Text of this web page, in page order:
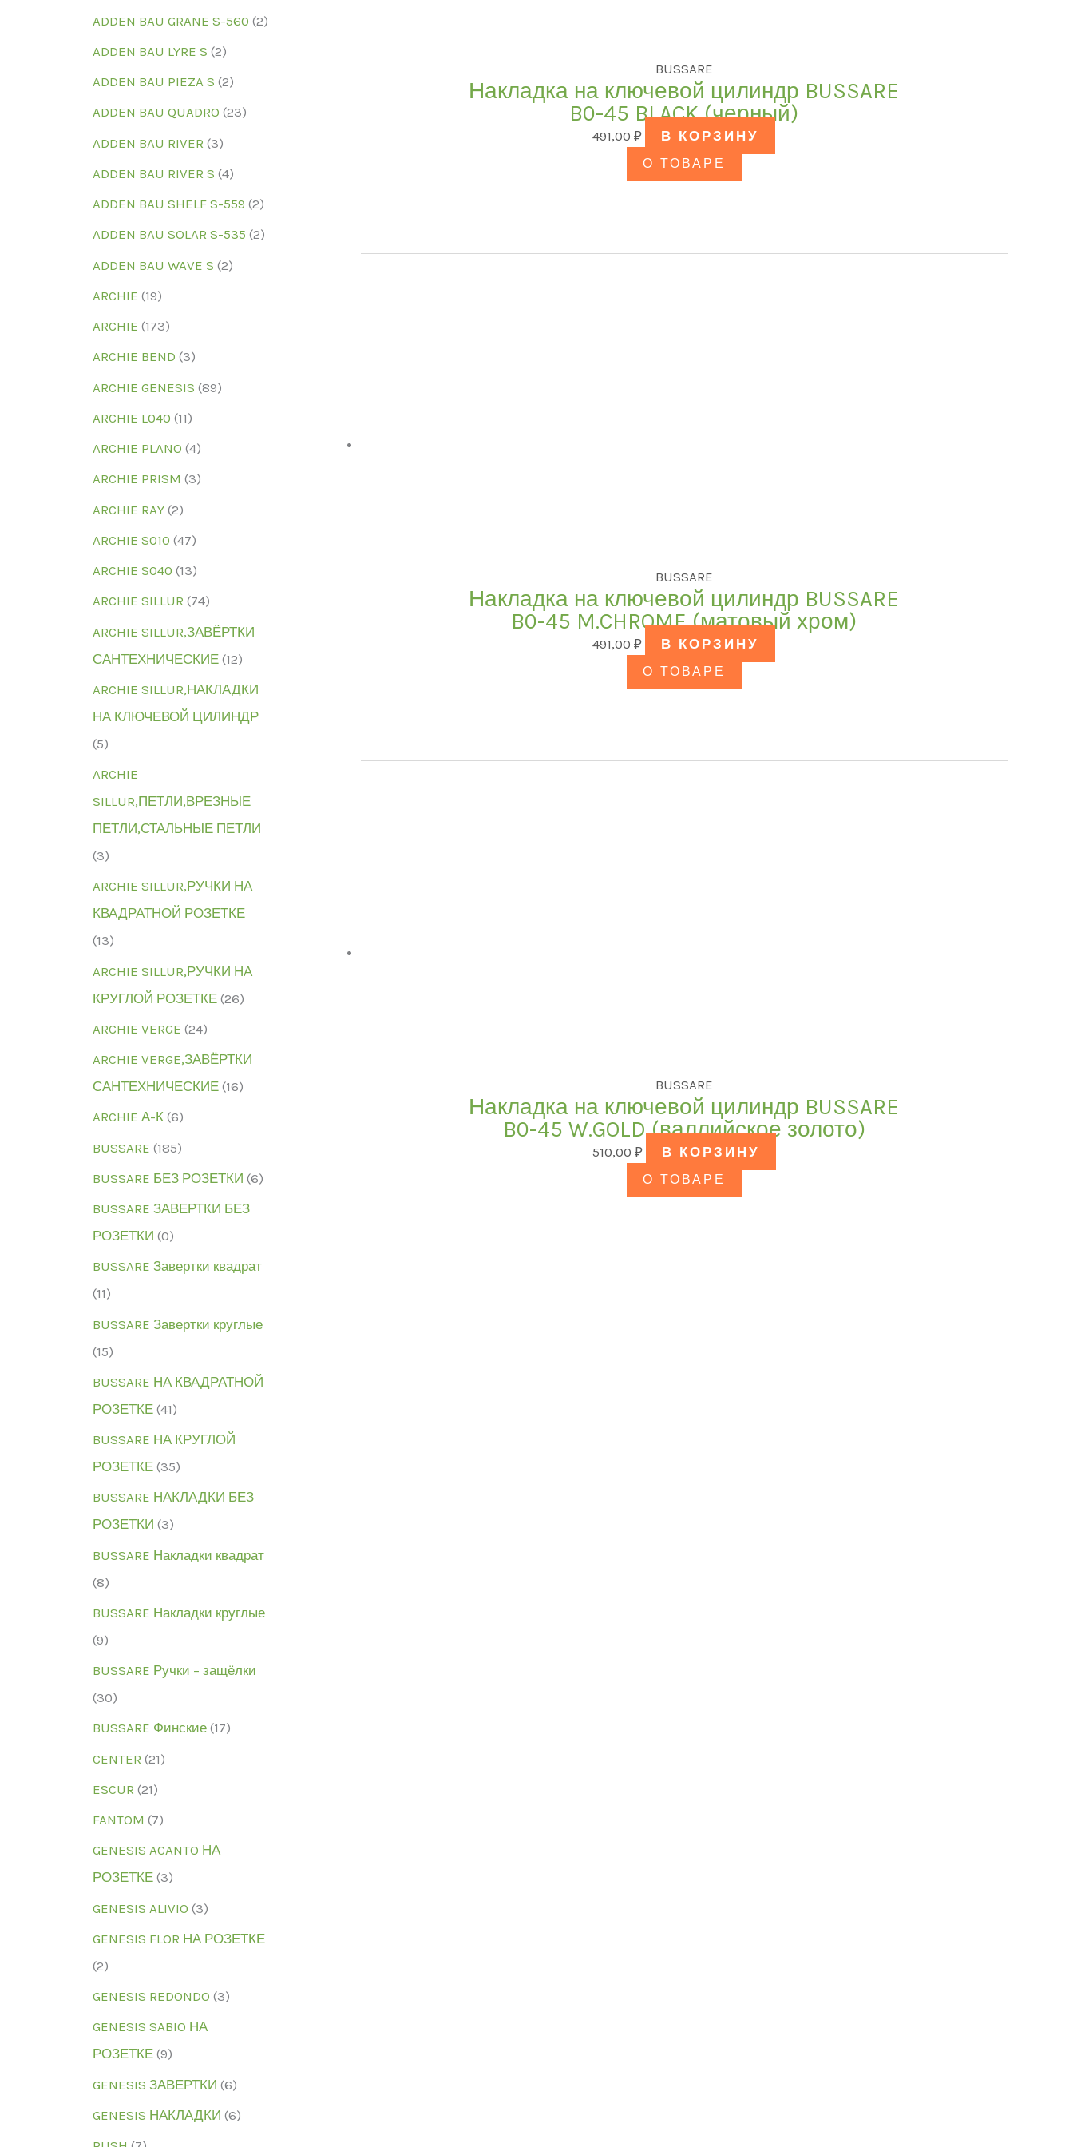
ADDEN BAU GRANE S-560 (2)
ADDEN BAU LYRE S (2)
ADDEN BAU PIEZA S (2)
ADDEN BAU QUADRO (23)
ADDEN BAU RIVER (3)
ADDEN BAU RIVER S (4)
ADDEN BAU SHELF S-559 (2)
ADDEN BAU SOLAR S-535 (2)
ADDEN BAU WAVE S (2)
ARCHIE (19)
ARCHIE (173)
ARCHIE BEND (3)
ARCHIE GENESIS (89)
ARCHIE L040 (11)
ARCHIE PLANO (4)
ARCHIE PRISM (3)
ARCHIE RAY (2)
ARCHIE S010 (47)
ARCHIE S040 (13)
ARCHIE SILLUR (74)
ARCHIE SILLUR,ЗАВЁРТКИ
САНТЕХНИЧЕСКИЕ (12)
ARCHIE SILLUR,НАКЛАДКИ
НА КЛЮЧЕВОЙ ЦИЛИНДР
(5)
ARCHIE
SILLUR,ПЕТЛИ,ВРЕЗНЫЕ
ПЕТЛИ,СТАЛЬНЫЕ ПЕТЛИ
(3)
ARCHIE SILLUR,РУЧКИ НА
КВАДРАТНОЙ РОЗЕТКЕ
(13)
ARCHIE SILLUR,РУЧКИ НА
КРУГЛОЙ РОЗЕТКЕ (26)
ARCHIE VERGE (24)
ARCHIE VERGE,ЗАВЁРТКИ
САНТЕХНИЧЕСКИЕ (16)
ARCHIE А-К (6)
BUSSARE (185)
BUSSARE БЕЗ РОЗЕТКИ (6)
BUSSARE ЗАВЕРТКИ БЕЗ
РОЗЕТКИ (0)
BUSSARE Завертки квадрат
(11)
BUSSARE Завертки круглые
(15)
BUSSARE НА КВАДРАТНОЙ
РОЗЕТКЕ (41)
BUSSARE НА КРУГЛОЙ
РОЗЕТКЕ (35)
BUSSARE НАКЛАДКИ БЕЗ
РОЗЕТКИ (3)
BUSSARE Накладки квадрат
(8)
BUSSARE Накладки круглые
(9)
BUSSARE Ручки – защёлки
(30)
BUSSARE Финские (17)
CENTER (21)
ESCUR (21)
FANTOM (7)
GENESIS ACANTO НА
РОЗЕТКЕ (3)
GENESIS ALIVIO (3)
GENESIS FLOR НА РОЗЕТКЕ
(2)
GENESIS REDONDO (3)
GENESIS SABIO НА
РОЗЕТКЕ (9)
GENESIS ЗАВЕРТКИ (6)
GENESIS НАКЛАДКИ (6)
BUSSARE
Накладка на ключевой цилиндр BUSSARE
B0-45 BLACK (черный)
491,00₽ В КОРЗИНУ
О ТОВАРЕ
BUSSARE
Накладка на ключевой цилиндр BUSSARE
B0-45 M.CHROME (матовый хром)
491,00₽ В КОРЗИНУ
О ТОВАРЕ
BUSSARE
Накладка на ключевой цилиндр BUSSARE
B0-45 W.GOLD (валлийское золото)
510,00 ₽ В КОРЗИНУ
О ТОВАРЕ